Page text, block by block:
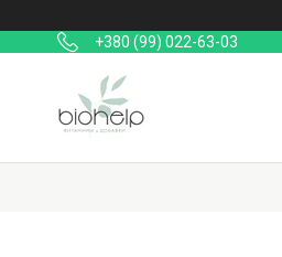
+380 (99) 022-63-03